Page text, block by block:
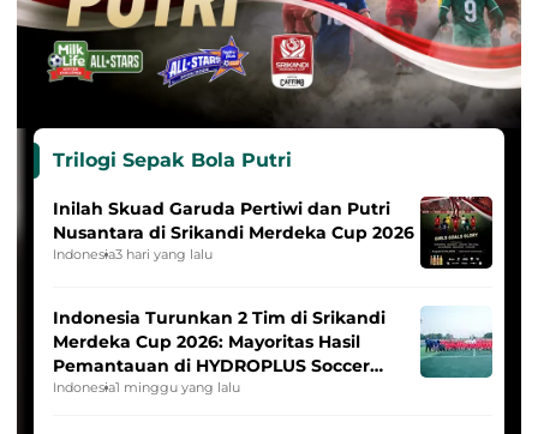
Trilogi Sepak Bola Putri
Inilah Skuad Garuda Pertiwi dan Putri
Nusantara di Srikandi Merdeka Cup 2026
Indonesia3 hari yang lalu
Indonesia Turunkan 2 Tim di Srikandi
Merdeka Cup 2026: Mayoritas Hasil
Pemantauan di HYDROPLUS Soccer
League
Indonesia1 minggu yang lalu